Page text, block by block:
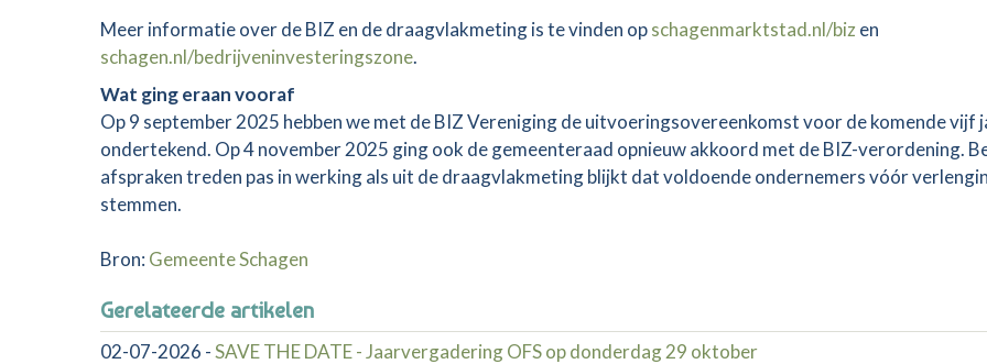
Meer informatie over de BIZ en de draagvlakmeting is te vinden opschagenmarktstad.nl/bizen
schagen.nl/bedrijveninvesteringszone.
Wat ging eraan vooraf
Op 9 september 2025 hebben we met de BIZ Vereniging de uitvoeringsovereenkomst voor de komende vijf
ondertekend. Op 4 november 2025 ging ook de gemeenteraad opnieuw akkoord met de BIZ-verordening.
afspraken treden pas in werking als uit de draagvlakmeting blijkt dat voldoende ondernemers vóór
stemmen.
Bron: Gemeente Schagen
Gerelateerde artikelen
02-07-2026 -SAVE THE DATE - Jaarvergadering OFS op donderdag 29 oktober